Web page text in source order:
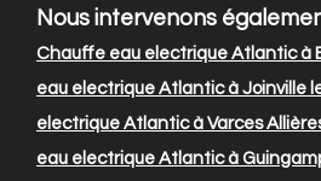
Nous intervenons
Chauffe eau electrique Atlantic à
eau electrique Atlantic à Joinville
electrique Atlantic à Varces
eau electrique Atlantic à